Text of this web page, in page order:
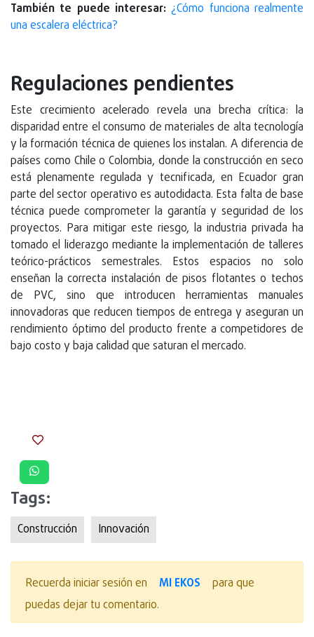
También te puede interesar: ¿Cómo funciona realmente
una escalera eléctrica?
Regulaciones pendientes
Este crecimiento acelerado revela una brecha crítica: la
disparidad entre el consumo de materiales de alta tecnología
y la formación técnica de quienes los instalan. A diferencia de
países como Chile o Colombia, donde la construcción en seco
está plenamente regulada y tecnificada, en Ecuador gran
parte del sector operativo es autodidacta. Esta falta de base
técnica puede comprometer la garantía y seguridad de los
proyectos. Para mitigar este riesgo, la industria privada ha
tomado el liderazgo mediante la implementación de talleres
teórico-prácticos semestrales. Estos espacios no solo
enseñan la correcta instalación de pisos flotantes o techos
de PVC, sino que introducen herramientas manuales
innovadoras que reducen tiempos de entrega y aseguran un
rendimiento óptimo del producto frente a competidores de
bajo costo y baja calidad que saturan el mercado.
Tags:
Construcción Innovación
Recuerda iniciar sesión en MI EKOS
para que
puedas dejar tu comentario.